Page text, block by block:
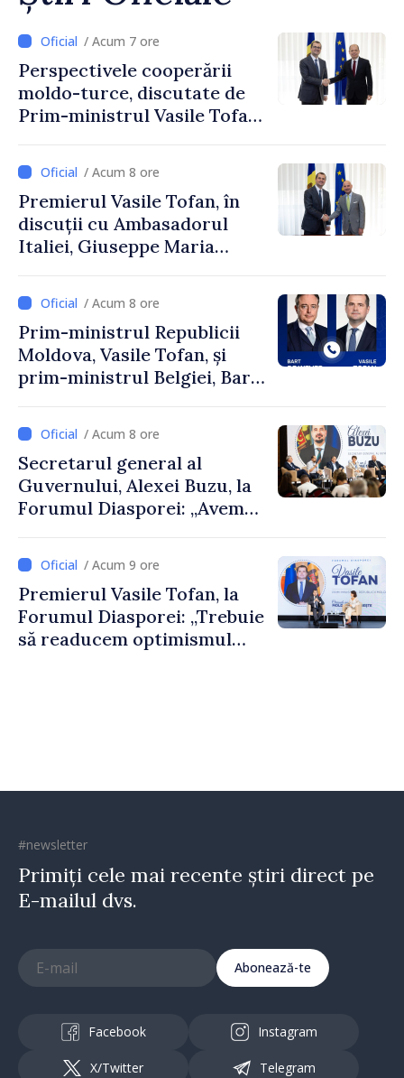
/ Acum 7 ore
Perspectivele cooperării
moldo-turce, discutate de
Prim-ministrul Vasile Tofan
Uygar Mustafa Sertel
/ Acum 8 ore
Premierul Vasile Tofan, în
discuții cu Ambasadorul
Italiei, Giuseppe Maria
/ Acum 8 ore
Prim-ministrul Republicii
Moldova, Vasile Tofan, și
prim-ministrul Belgiei, Bart
despre parcursul european
al Republicii Moldova.
/ Acum 8 ore
Secretarul general al
Guvernului, Alexei Buzu, la
Forumul Diasporei: „Avem
dumneavoastră pentru a
construi comunități mai
puternice”
/ Acum 9 ore
Premierul Vasile Tofan, la
Forumul Diasporei: „Trebuie
să readucem optimismul
#newsletter
Primiți cele mai recente știri direct pe
E-mailul dvs.
Abonează-te
Facebook Instagram
X/Twitter Telegram